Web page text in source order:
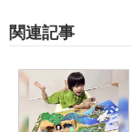
関連記事